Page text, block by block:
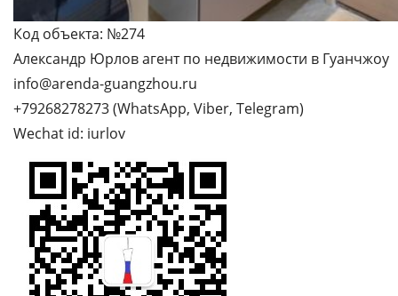
Код объекта: №274
Александр Юрлов агент по недвижимости в Гуанчжоу
info@arenda-guangzhou.ru
+79268278273 (WhatsApp, Viber, Telegram)
Wechat id: iurlov